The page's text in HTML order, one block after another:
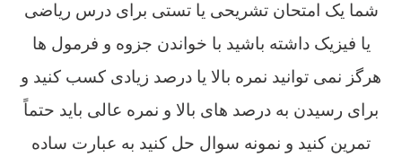
شما یک امتحان تشریحی یا تستی برای درس ریاضی
یا فیزیک داشته باشید با خواندن جزوه و فرمول ها
هرگز نمی توانید نمره بالا یا درصد زیادی کسب کنید و
برای رسیدن به درصد های بالا و نمره عالی باید حتماً
تمرین کنید و نمونه سوال حل کنید به عبارت ساده